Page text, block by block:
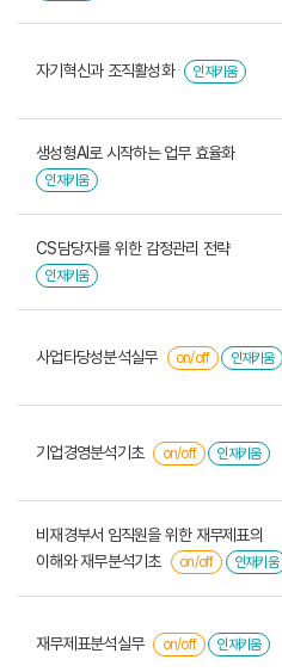
자기혁신과 조직활성화 인재키움
생성형AI로 시작하는 업무 효율화
인재키움
CS담당자를 위한 감정관리 전략
인재키움
사업타당성분석실무 on/off 인재키움
기업경영분석기초 on/off 인재키움
비재경부서 임직원을 위한 재무제표의
이해와 재무분석기초
on/off 인재키움
재무제표분석실무 on/off 인재키움